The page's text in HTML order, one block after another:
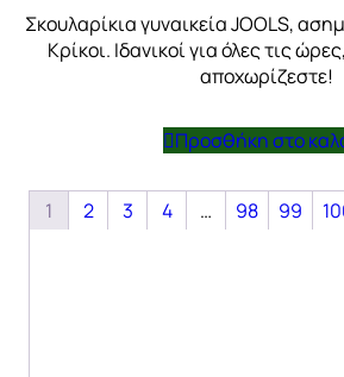
Σκουλαρίκια γυναικεία JOOLS,
Κρίκοι. Ιδανικοί για όλες τις
αποχωρίζεστε!
Προσθήκη στο
1 2 3 4 … 98 99